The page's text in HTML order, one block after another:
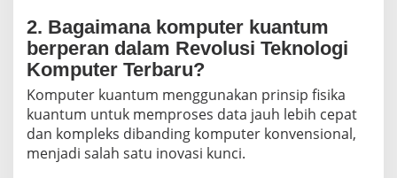
2. Bagaimana komputer kuantum
berperan dalam Revolusi Teknologi
Komputer Terbaru?
Komputer kuantum menggunakan prinsip fisika
kuantum untuk memproses data jauh lebih cepat
dan kompleks dibanding komputer konvensional,
menjadi salah satu inovasi kunci.